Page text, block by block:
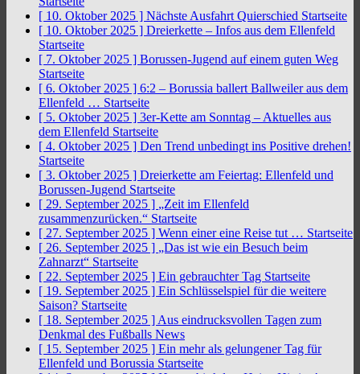
[ 10. Oktober 2025 ] Nächste Ausfahrt Quierschied Startseite
[ 10. Oktober 2025 ] Dreierkette – Infos aus dem Ellenfeld
Startseite
[ 7. Oktober 2025 ] Borussen-Jugend auf einem guten Weg
Startseite
[ 6. Oktober 2025 ] 6:2 – Borussia ballert Ballweiler aus dem
Ellenfeld … Startseite
[ 5. Oktober 2025 ] 3er-Kette am Sonntag – Aktuelles aus
dem Ellenfeld Startseite
[ 4. Oktober 2025 ] Den Trend unbedingt ins Positive drehen!
Startseite
[ 3. Oktober 2025 ] Dreierkette am Feiertag: Ellenfeld und
Borussen-Jugend Startseite
[ 29. September 2025 ] „Zeit im Ellenfeld
zusammenzurücken.“ Startseite
[ 27. September 2025 ] Wenn einer eine Reise tut … Startseite
[ 26. September 2025 ] „Das ist wie ein Besuch beim
Zahnarzt“ Startseite
[ 22. September 2025 ] Ein gebrauchter Tag Startseite
[ 19. September 2025 ] Ein Schlüsselspiel für die weitere
Saison? Startseite
[ 18. September 2025 ] Aus eindrucksvollen Tagen zum
Denkmal des Fußballs News
[ 15. September 2025 ] Ein mehr als gelungener Tag für
Ellenfeld und Borussia Startseite